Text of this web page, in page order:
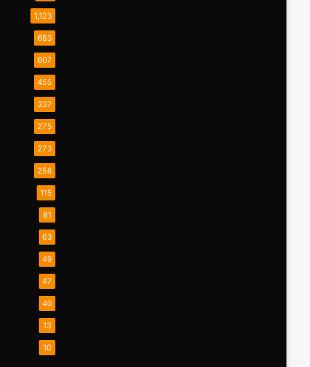
1,123
683
607
455
337
275
273
258
115
81
63
49
47
40
13
10